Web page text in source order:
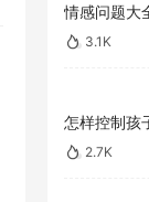
情感问题大
3.1K
怎样控制孩
2.7K